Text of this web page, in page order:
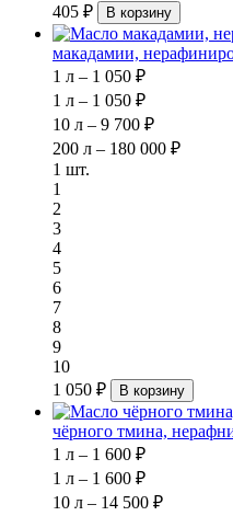
405 ₽
В корзину
макадамии,
1 л – 1 050 ₽
1 л – 1 050 ₽
10 л – 9 700 ₽
200 л – 180 000 ₽
1 шт.
1
2
3
4
5
6
7
8
9
10
1 050 ₽
В корзину
чёрного тмина,
1 л – 1 600 ₽
1 л – 1 600 ₽
10 л – 14 500 ₽